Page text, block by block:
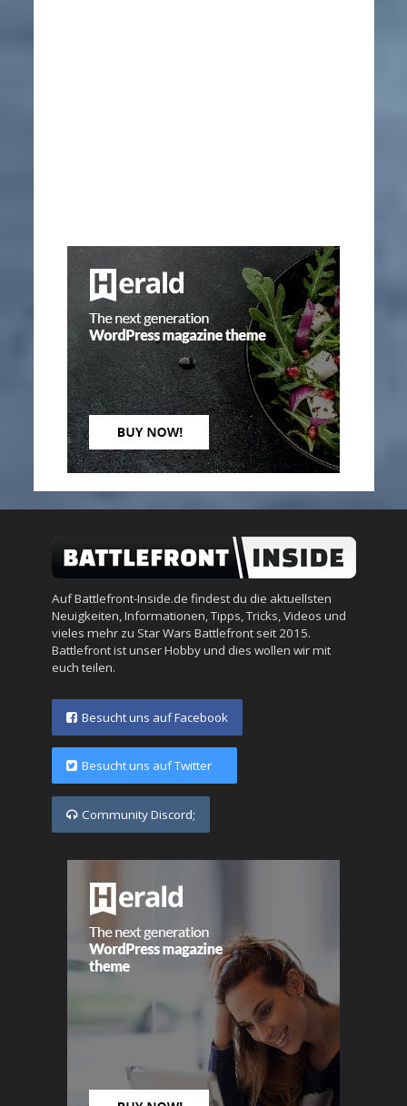
Auf Battlefront-Inside.de findest du die aktuellsten
Neuigkeiten, Informationen, Tipps, Tricks, Videos und
vieles mehr zu Star Wars Battlefront seit 2015.
Battlefront ist unser Hobby und dies wollen wir mit
euch teilen.
Besucht uns auf Facebook
Besucht uns auf Twitter
Community Discord;